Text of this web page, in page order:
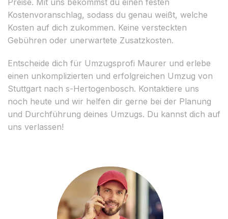
Kostenvoranschlag, sodass du genau weißt, welche
Kosten auf dich zukommen. Keine versteckten
Gebühren oder unerwartete Zusatzkosten.
Entscheide dich für Umzugsprofi Maurer und erlebe
einen unkomplizierten und erfolgreichen Umzug von
Stuttgart nach s-Hertogenbosch. Kontaktiere uns
noch heute und wir helfen dir gerne bei der Planung
und Durchführung deines Umzugs. Du kannst dich auf
uns verlassen!